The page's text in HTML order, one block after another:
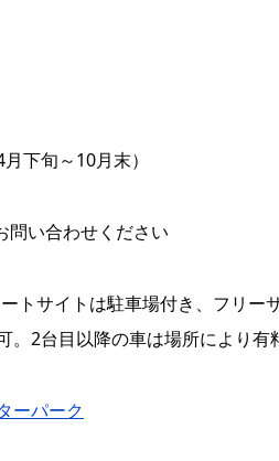
下旬～10月末）
い合わせください
トサイトは駐車場付き、フリー
。2台目以降の車は場所により有
ーパーク